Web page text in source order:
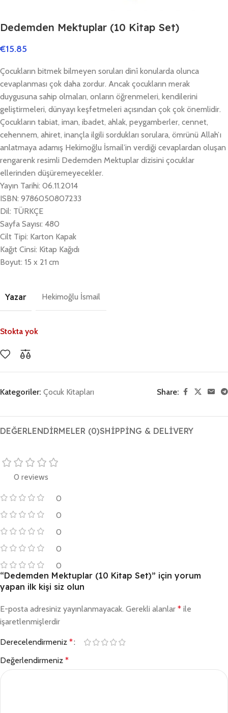
Dedemden Mektuplar (10 Kitap Set)
€15.85
Çocukların bitmek bilmeyen soruları dinî konularda olunca
cevaplanması çok daha zordur. Ancak çocukların merak
duygusuna sahip olmaları, onların öğrenmeleri, kendilerini
geliştirmeleri, dünyayı keşfetmeleri açısından çok çok önemlidir.
Çocukların tabiat, iman, ibadet, ahlak, peygamberler, cennet,
cehennem, ahiret, inançla ilgili sordukları sorulara, ömrünü Allah’ı
anlatmaya adamış Hekimoğlu İsmail’in verdiği cevaplardan oluşan
rengarenk resimli Dedemden Mektuplar dizisini çocuklar
ellerinden düşüremeyecekler.
Yayın Tarihi: 06.11.2014
ISBN: 9786050807233
Dil: TÜRKÇE
Sayfa Sayısı: 480
Cilt Tipi: Karton Kapak
Kağıt Cinsi: Kitap Kağıdı
Boyut: 15 x 21 cm
Yazar Hekimoğlu İsmail
Stokta yok
Kategoriler: Çocuk Kitapları Share:
DEĞERLENDIRMELER (0)SHIPPING & DELIVERY
0 reviews
0
0
0
0
0
“Dedemden Mektuplar (10 Kitap Set)” için yorum
yapan ilk kişi siz olun
E-posta adresiniz yayınlanmayacak. Gerekli alanlar * ile
işaretlenmişlerdir
Derecelendirmeniz *
Değerlendirmeniz *